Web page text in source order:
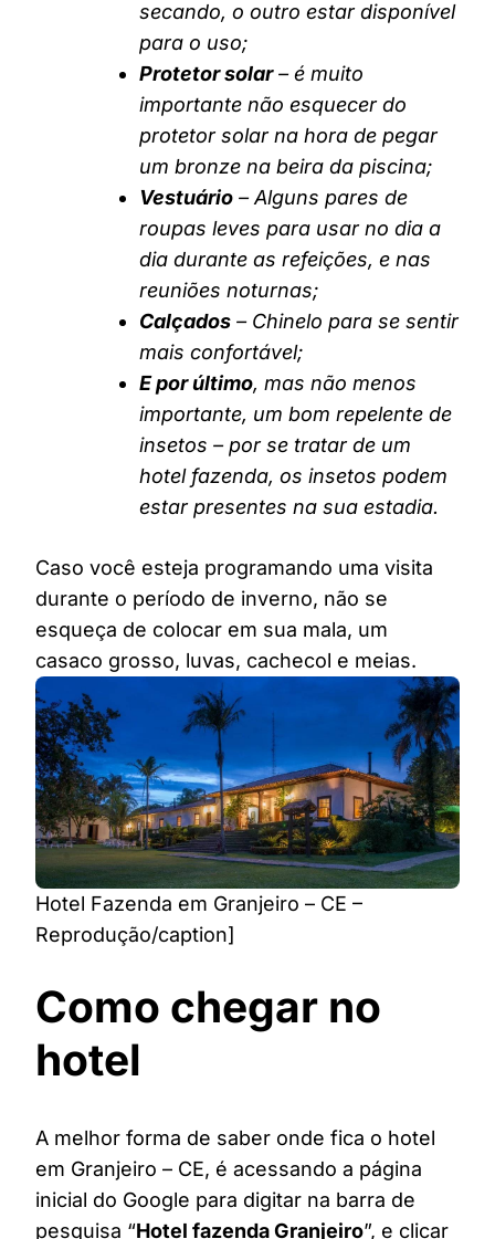
secando, o outro estar disponível
para o uso;
Protetor solar– é muito
importante não esquecer do
protetor solar na hora de pegar
um bronze na beira da piscina;
Vestuário – Alguns pares de
roupas leves para usar no dia a
dia durante as refeições, e nas
reuniões noturnas;
Calçados – Chinelo para se sentir
mais confortável;
E por último, mas não menos
importante, um bom repelente de
insetos – por se tratar de um
hotel fazenda, os insetos podem
estar presentes na sua estadia.
Caso você esteja programando uma visita
durante o período de inverno, não se
esqueça de colocar em sua mala, um
casaco grosso, luvas, cachecol e meias.
Hotel Fazenda em Granjeiro – CE –
Reprodução/caption]
Como chegar no
hotel
A melhor forma de saber onde fica o hotel
em Granjeiro – CE, é acessando a página
inicial do Google para digitar na barra de
pesquisa “Hotel fazenda Granjeiro”, e clicar